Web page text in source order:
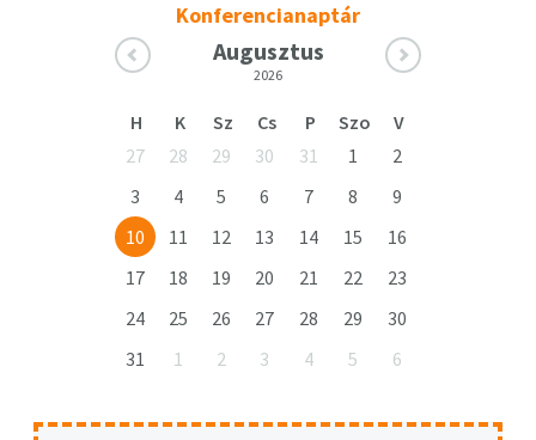
Konferencianaptár
Augusztus
2026
H K Sz Cs P Szo
V
27
28 29 30 31 1
2
3
4 5 6 7 8
9
10
11 12 13 14 15
16
17
18 19 20 21 22
23
24
25 26 27 28 29
30
31
1 2 3 4 5 6